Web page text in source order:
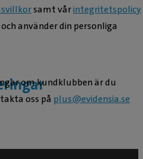
samt vårintegritetspolicy
använder din personliga
om kundklubben är du
oss på plus@evidensia.se